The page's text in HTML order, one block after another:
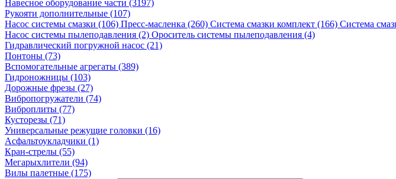
Навесное оборудование части (3197)
Рукояти дополнительные (107)
Насос системы смазки (106) Пресс-масленка (260) Система смазки комплект (166) Система
Насос системы пылеподавления (2) Ороситель системы пылеподавления (4)
Гидравлический погружной насос (21)
Понтоны (73)
Вспомогательные агрегаты (389)
Гидроножницы (103)
Дорожные фрезы (27)
Вибропогружатели (74)
Виброплиты (77)
Кусторезы (71)
Универсальные режущие головки (16)
Асфальтоукладчики (1)
Кран-стрелы (55)
Мегарыхлители (94)
Вилы палетные (175)